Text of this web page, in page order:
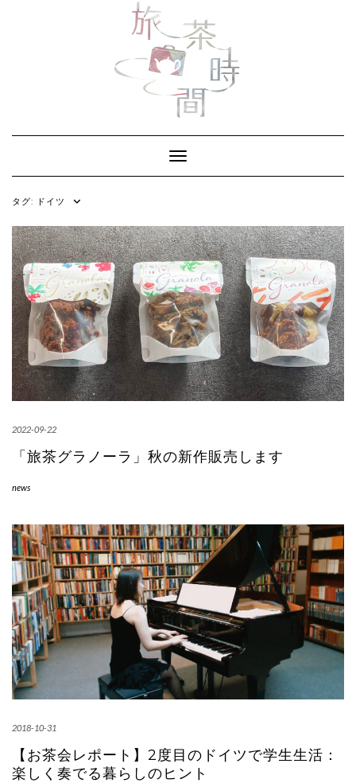
Toggle Navigation
タグ: ドイツ
2022-09-22
「旅茶グラノーラ」秋の新作販売します
news
2018-10-31
【お茶会レポート】2度目のドイツで学生生活：
楽しく奏でる暮らしのヒント